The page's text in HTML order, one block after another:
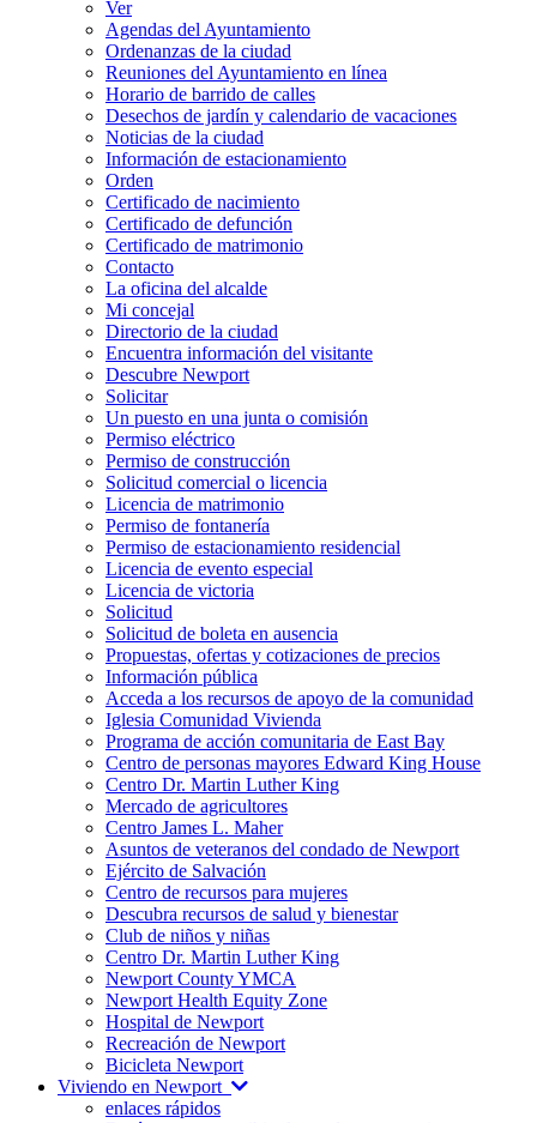
Ver
Agendas del Ayuntamiento
Ordenanzas de la ciudad
Reuniones del Ayuntamiento en línea
Horario de barrido de calles
Desechos de jardín y calendario de vacaciones
Noticias de la ciudad
Información de estacionamiento
Orden
Certificado de nacimiento
Certificado de defunción
Certificado de matrimonio
Contacto
La oficina del alcalde
Mi concejal
Directorio de la ciudad
Encuentra información del visitante
Descubre Newport
Solicitar
Un puesto en una junta o comisión
Permiso eléctrico
Permiso de construcción
Solicitud comercial o licencia
Licencia de matrimonio
Permiso de fontanería
Permiso de estacionamiento residencial
Licencia de evento especial
Licencia de victoria
Solicitud
Solicitud de boleta en ausencia
Propuestas, ofertas y cotizaciones de precios
Información pública
Acceda a los recursos de apoyo de la comunidad
Iglesia Comunidad Vivienda
Programa de acción comunitaria de East Bay
Centro de personas mayores Edward King House
Centro Dr. Martin Luther King
Mercado de agricultores
Centro James L. Maher
Asuntos de veteranos del condado de Newport
Ejército de Salvación
Centro de recursos para mujeres
Descubra recursos de salud y bienestar
Club de niños y niñas
Centro Dr. Martin Luther King
Newport County YMCA
Newport Health Equity Zone
Hospital de Newport
Recreación de Newport
Bicicleta Newport
Viviendo en Newport
enlaces rápidos